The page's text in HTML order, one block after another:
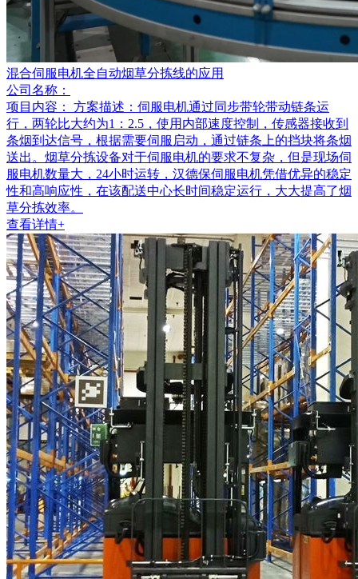
混合伺服电机全自动烟草分拣线的应用
公司名称：
项目内容：
方案描述：伺服电机通过同步带轮带动链条运
行，两轮比大约为1：2.5，使用内部速度控制，传感器接收到
条烟到达信号，根据需要伺服启动，通过链条上的挡块将条烟
送出。烟草分拣设备对于伺服电机的要求不复杂，但是现场伺
服电机数量大，24小时运转，汉德保伺服电机凭借优异的稳定
性和高响应性，在该配送中心长时间稳定运行，大大提高了烟
草分拣效率。
查看详情+